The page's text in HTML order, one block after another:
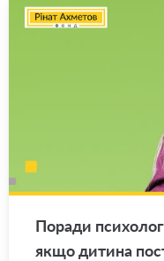
По­ра­ди
якщо ди­ти­на